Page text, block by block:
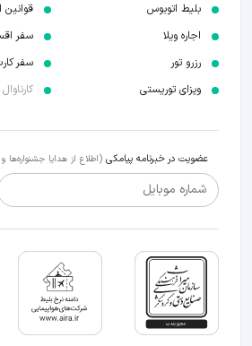
بلیط اتوبوس
اجاره ویلا
رزرو تور
ویزای توریستی
قوانین
سفر
سفر
عضویت در خبرنامه پیامکی (اطلاع از هدایا
شماره موبایل